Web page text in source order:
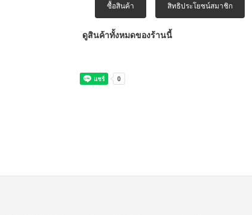
ซื้อสินค้า สิทธิประโยชน์สมาชิก
ดูสินค้าทั้งหมดของร้านนี้